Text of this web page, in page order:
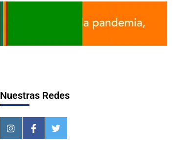
Nuestras Redes